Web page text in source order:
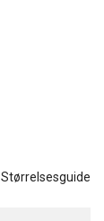
Størrelsesguide